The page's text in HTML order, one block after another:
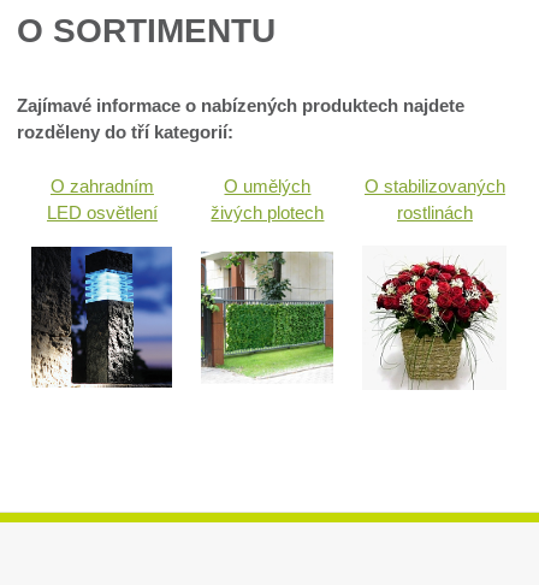
O SORTIMENTU
Zajímavé informace o nabízených produktech najdete
rozděleny do tří kategorií:
O zahradním
LED osvětlení
O umělých
živých plotech
O stabilizovaných
rostlinách